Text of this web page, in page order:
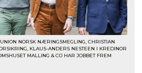
NORSK NÆRINGSMEGLING, CHRISTIAN
KLAUS-ANDERS NESTEEN I KREDINOR
MALLING & CO HAR JOBBET FREM